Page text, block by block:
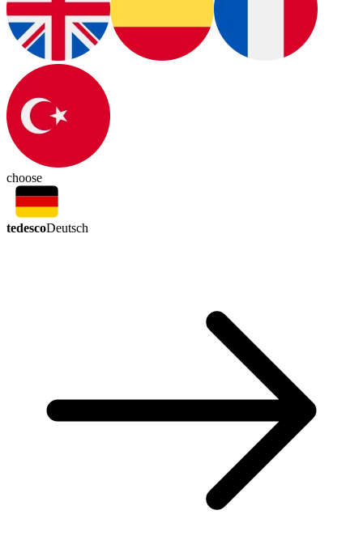
choose
tedescoDeutsch